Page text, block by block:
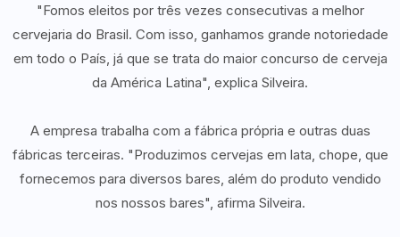
"Fomos eleitos por três vezes consecutivas a melhor
cervejaria do Brasil. Com isso, ganhamos grande notoriedade
em todo o País, já que se trata do maior concurso de cerveja
da América Latina", explica Silveira.
A empresa trabalha com a fábrica própria e outras duas
fábricas terceiras. "Produzimos cervejas em lata, chope, que
fornecemos para diversos bares, além do produto vendido
nos nossos bares", afirma Silveira.